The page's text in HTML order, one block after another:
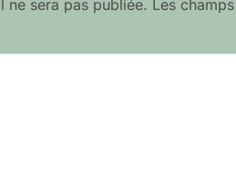
ne sera pas publiée. Les